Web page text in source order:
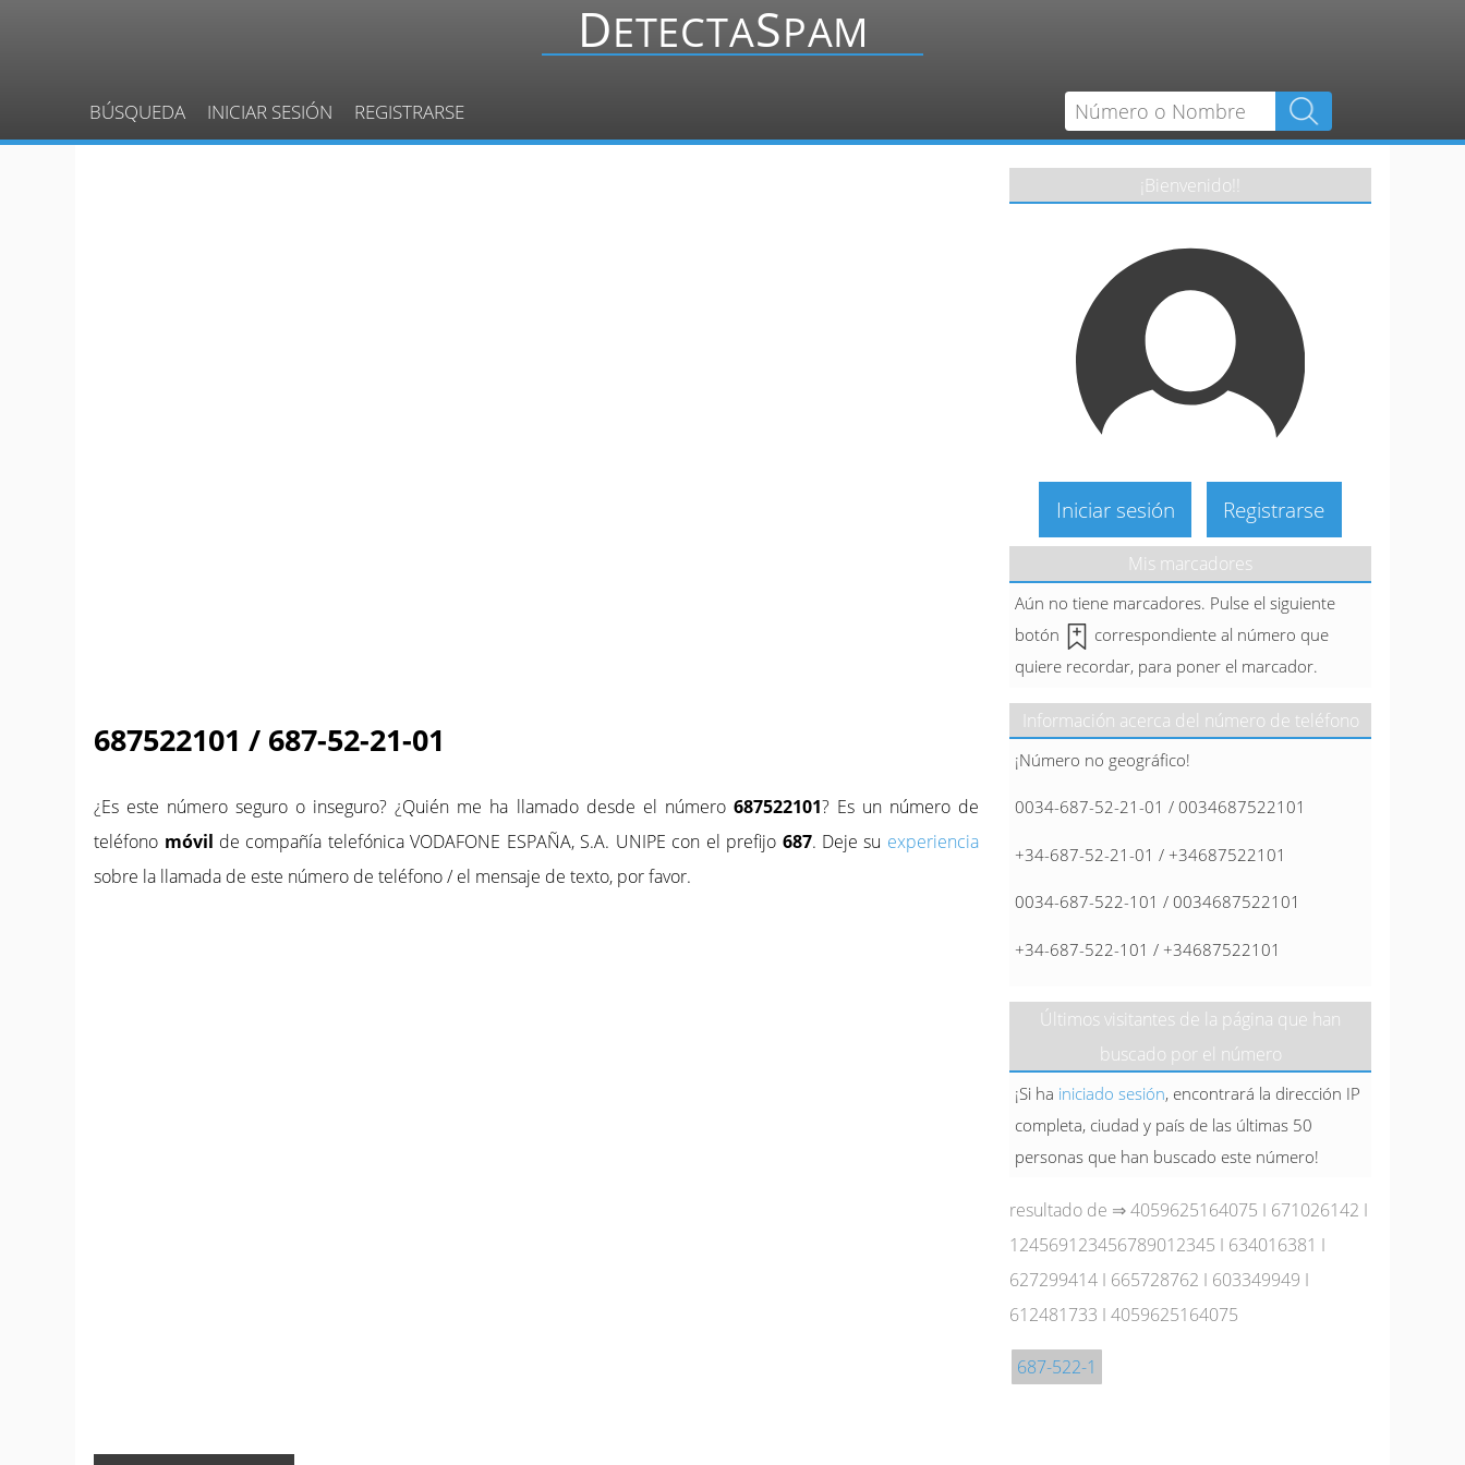
BÚSQUEDA INICIAR SESIÓN REGISTRARSE
687522101 / 687-52-21-01
¿Es este número seguro o inseguro? ¿Quién me ha llamado desde el número 687522101? Es un número de
teléfono móvil de compañía telefónica VODAFONE ESPAÑA, S.A. UNIPE con el prefijo 687. Deje su experiencia
sobre la llamada de este número de teléfono / el mensaje de texto, por favor.
¡Bienvenido!!
Iniciar sesión Registrarse
Mis marcadores
Aún no tiene marcadores. Pulse el siguiente
botón
correspondiente al número que
quiere recordar, para poner el marcador.
Información acerca del número de teléfono
¡Número no geográfico!
0034-687-52-21-01 / 0034687522101
+34-687-52-21-01 / +34687522101
0034-687-522-101 / 0034687522101
+34-687-522-101 / +34687522101
Últimos visitantes de la página que han
buscado por el número
¡Si ha iniciado sesión, encontrará la dirección IP
completa, ciudad y país de las últimas 50
personas que han buscado este número!
resultado de ⇒4059625164075 I 671026142 I
124569123456789012345 I 634016381 I
627299414 I 665728762 I 603349949 I
612481733 I4059625164075
687-522-1